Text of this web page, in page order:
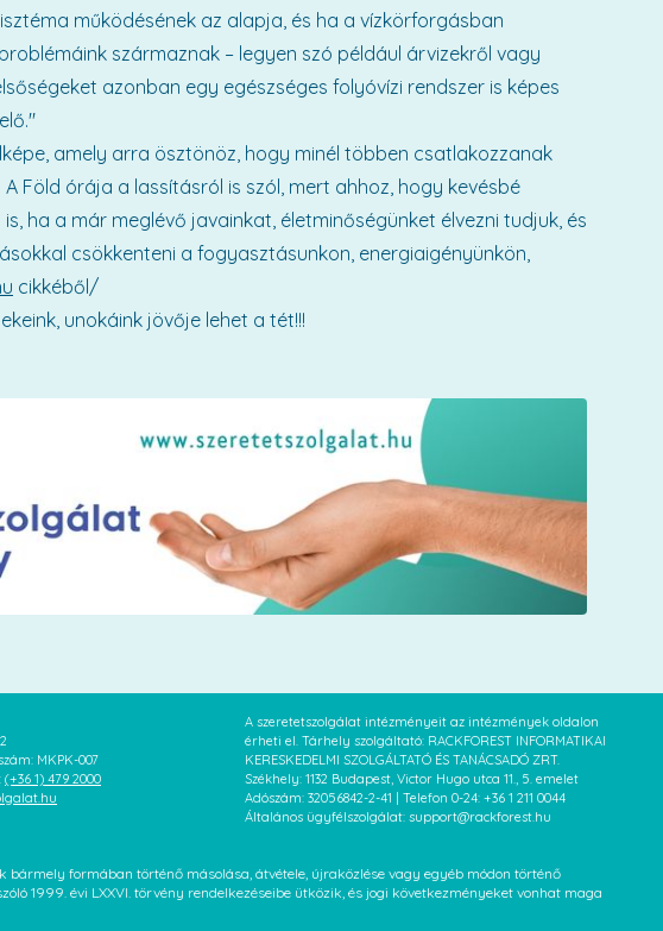
működésének az alapja, és ha a vízkörforgásban
származnak – legyen szó például árvizekről vagy
azonban egy egészséges folyóvízi rendszer is képes
amely arra ösztönöz, hogy minél többen csatlakozzanak
Föld órája a lassításról is szól, mert ahhoz, hogy kevésbé
ha a már meglévő javainkat, életminőségünket élvezni tudjuk, és
csökkenteni a fogyasztásunkon, energiaigényünkön,
cikkéből/
unokáink jövője lehet a tét!!!
MKPK-007
(+36 1) 479 2000
A szeretetszolgálat intézményeit az intézmények oldalon
érheti el. Tárhely szolgáltató: RACKFOREST INFORMATIKAI
KERESKEDELMI SZOLGÁLTATÓ ÉS TANÁCSADÓ ZRT.
Székhely: 1132 Budapest, Victor Hugo utca 11., 5. emelet
Adószám: 32056842-2-41 | Telefon 0-24: +36 1 211 0044
Általános ügyfélszolgálat: support@rackforest.hu
formában történő másolása, átvétele, újraközlése vagy egyéb módon történő
1999. évi LXXVI. törvény rendelkezéseibe ütközik, és jogi következményeket vonhat maga